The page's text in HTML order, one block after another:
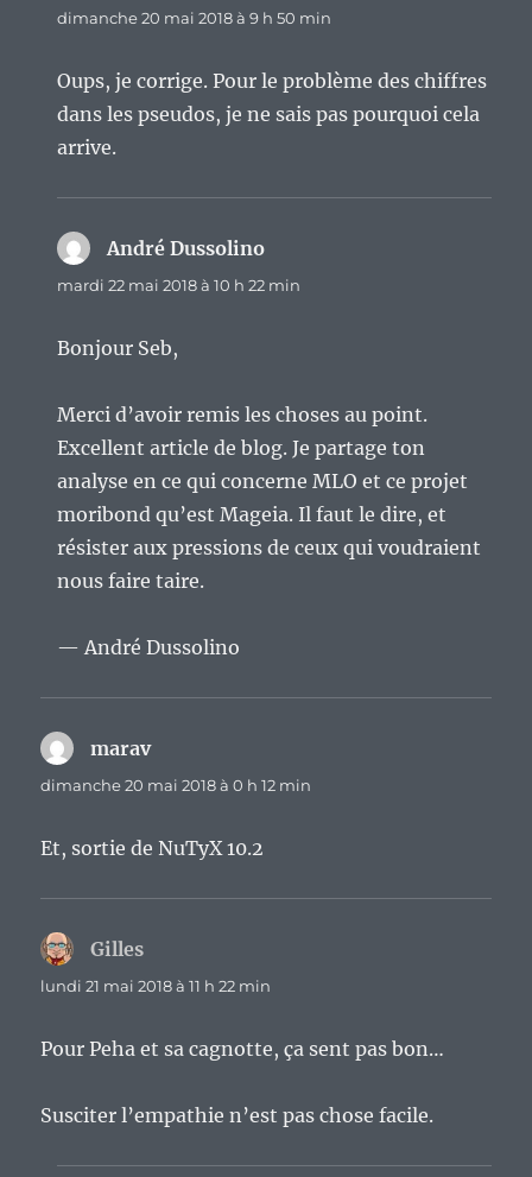
dimanche 20 mai 2018 à 9 h 50 min
Oups, je corrige. Pour le problème des chiffres
dans les pseudos, je ne sais pas pourquoi cela
arrive.
André Dussolino
mardi 22 mai 2018 à 10 h 22 min
Bonjour Seb,
Merci d’avoir remis les choses au point.
Excellent article de blog. Je partage ton
analyse en ce qui concerne MLO et ce projet
moribond qu’est Mageia. Il faut le dire, et
résister aux pressions de ceux qui voudraient
nous faire taire.
— André Dussolino
maravdit :
dimanche 20 mai 2018 à 0 h 12 min
Et, sortie de NuTyX 10.2
Gilles
lundi 21 mai 2018 à 11 h 22 min
Pour Peha et sa cagnotte, ça sent pas bon…
Susciter l’empathie n’est pas chose facile.